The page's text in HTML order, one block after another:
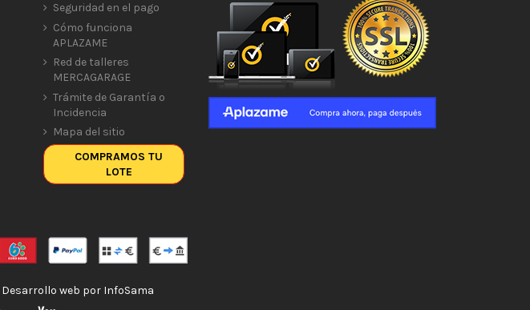
Seguridad en el pago
Cómo funciona
APLAZAME
Red de talleres
MERCAGARAGE
Trámite de Garantía o
Incidencia
Mapa del sitio
COMPRAMOS TU
LOTE
Desarrollo web por InfoSama